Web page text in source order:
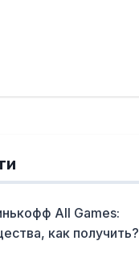
All Games:
как получить?